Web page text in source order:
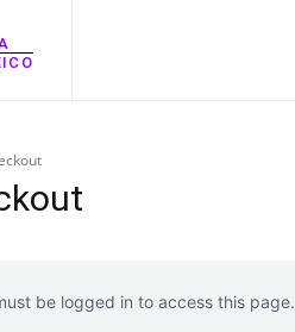
be logged in to access this page.